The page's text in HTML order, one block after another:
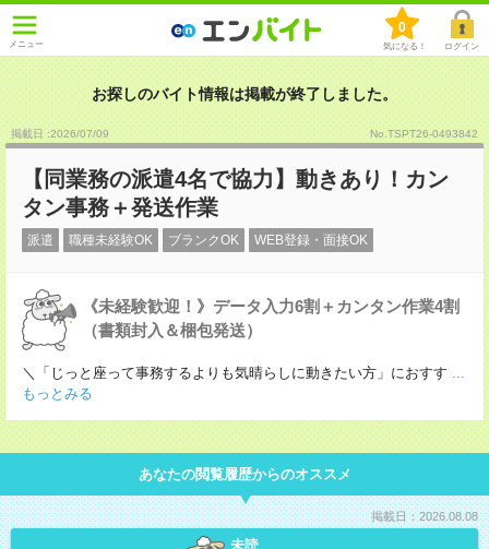
メニュー
0
気になる！ ログイン
お探しのバイト情報は掲載が終了しました。
掲載日 :2026/07/09 No.TSPT26-0493842
【同業務の派遣4名で協力】動きあり！カン
タン事務＋発送作業
派遣 職種未経験OK ブランクOK WEB登録・面接OK
《未経験歓迎！》データ入力6割＋カンタン作業4割
（書類封入＆梱包発送）
＼「じっと座って事務するよりも気晴らしに動きたい方」におすす ...
もっとみる
あなたの閲覧履歴からのオススメ
掲載日：2026.08.08
未読